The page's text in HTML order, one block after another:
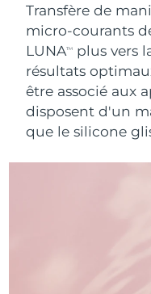
Transfère de
micro-courants
LUNATM
plus vers
résultats
être associé aux
disposent d'un
que le silicone
Malaisie
Malte
Mexique
Monaco